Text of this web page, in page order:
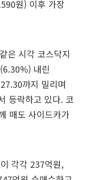
원) 이후 가장
은 시각 코스닥지
내린
까지 밀리며
등락하고 있다. 코
매도 사이드카가
각각 237억원,